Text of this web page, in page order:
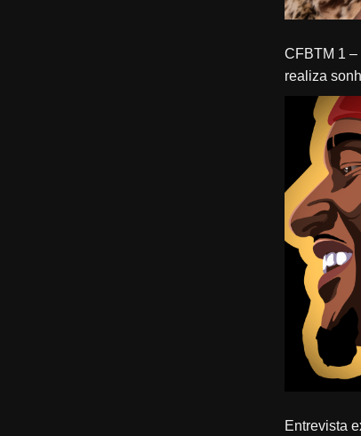
CFBTM 1 – “Tudo Aconteceu”: MC Du Black
realiza
ídolos,
Entrevista